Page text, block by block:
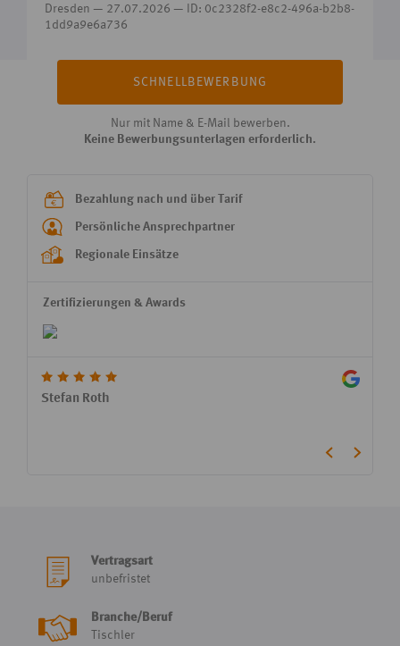
Dresden — 27.07.2026 — ID: 0c2328f2-e8c2-496a-b2b8-
1dd9a9e6a736
SCHNELLBEWERBUNG
Nur mit Name & E-Mail bewerben.
Keine Bewerbungsunterlagen erforderlich.
Bezahlung nach und über Tarif
Persönliche Ansprechpartner
Regionale Einsätze
Zertifizierungen & Awards
Stefan Roth
Vertragsart
unbefristet
Branche/Beruf
Tischler